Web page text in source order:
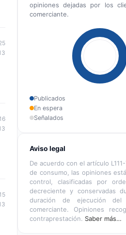
opiniones dejadas por los
comerciante.
Publicados
En espera
Señalados
Aviso legal
De acuerdo con el artículo
de consumo, las opiniones
control, clasificadas por
decreciente y conservadas
duración de ejecución
comerciante. Opiniones
contraprestación. Saber más…